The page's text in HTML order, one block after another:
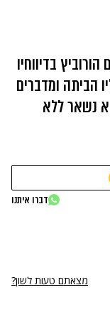
בדיווחיו
הביתה ומדברים
נשאר ללא
דברו איתנו
מצאתם טעות לשון?